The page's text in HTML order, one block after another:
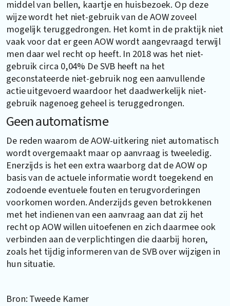
middel van bellen, kaartje en huisbezoek. Op deze
wijze wordt het niet-gebruik van de AOW zoveel
mogelijk teruggedrongen. Het komt in de praktijk niet
vaak voor dat er geen AOW wordt aangevraagd terwijl
men daar wel recht op heeft. In 2018 was het niet-
gebruik circa 0,04% De SVB heeft na het
geconstateerde niet-gebruik nog een aanvullende
actie uitgevoerd waardoor het daadwerkelijk niet-
gebruik nagenoeg geheel is teruggedrongen.
Geen automatisme
De reden waarom de AOW-uitkering niet automatisch
wordt overgemaakt maar op aanvraag is tweeledig.
Enerzijds is het een extra waarborg dat de AOW op
basis van de actuele informatie wordt toegekend en
zodoende eventuele fouten en terugvorderingen
voorkomen worden. Anderzijds geven betrokkenen
met het indienen van een aanvraag aan dat zij het
recht op AOW willen uitoefenen en zich daarmee ook
verbinden aan de verplichtingen die daarbij horen,
zoals het tijdig informeren van de SVB over wijzigen in
hun situatie.
Bron: Tweede Kamer